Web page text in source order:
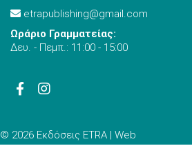
etrapublishing@gmail.com
Ωράριο Γραμματείας:
Δευ. - Πεμπ.: 11:00 - 15:00
© 2026 Εκδόσεις ETRA | Web